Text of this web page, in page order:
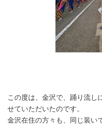
この度は、金沢で、踊り流し
せていただいたのです。
金沢在住の方々も、同じ装い